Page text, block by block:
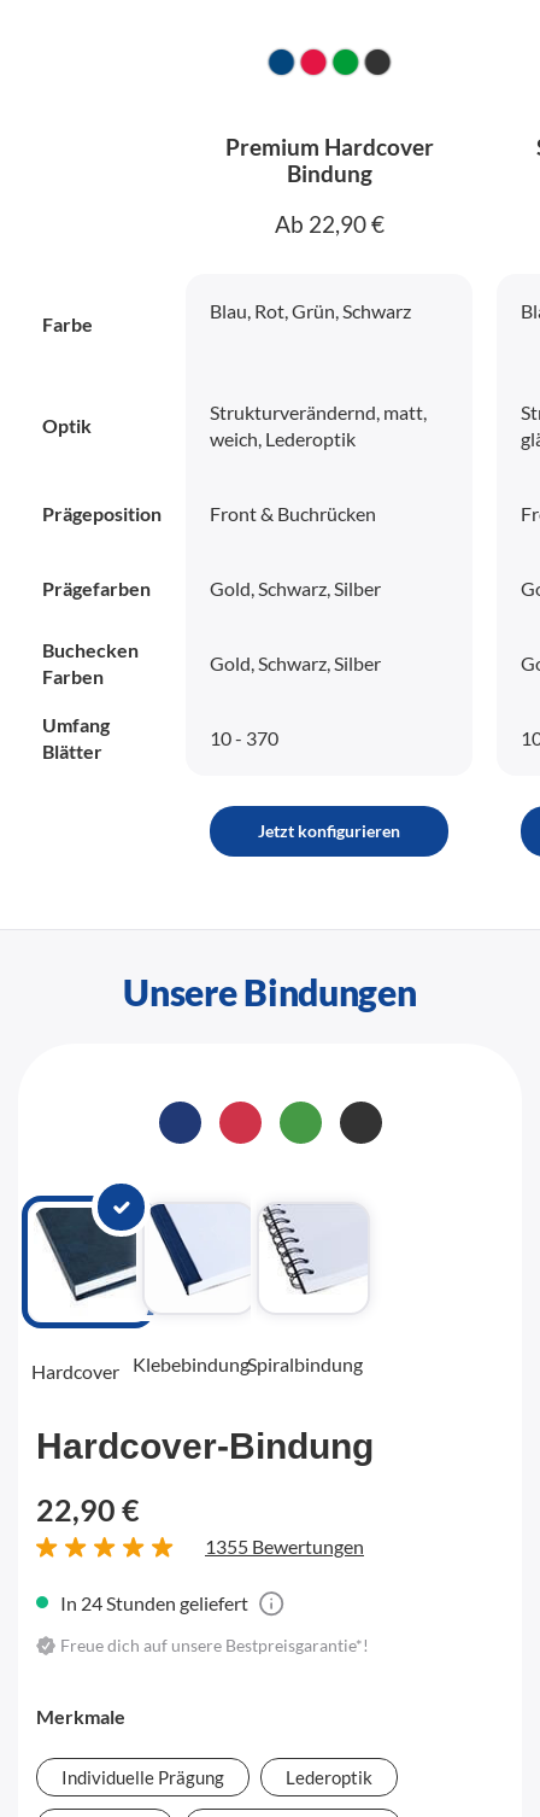
Premium Hardcover
Bindung
Ab 22,90 €
Farbe
Blau, Rot, Grün, Schwarz
Optik
Strukturverändernd, matt,
weich, Lederoptik
Prägeposition Front & Buchrücken
Prägefarben Gold, Schwarz, Silber
Buchecken
Farben
Gold, Schwarz, Silber
Umfang
Blätter
10 - 370
Jetzt konfigurieren
Unsere Bindungen
Hardcover KlebebindungSpiralbindung
Hardcover-Bindung
22,90 €
1355 Bewertungen
In 24 Stunden geliefert
Freue dich auf unsere Bestpreisgarantie*!
Merkmale
Individuelle Prägung Lederoptik